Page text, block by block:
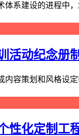
体系建设的进程中
活动纪念册
容策划和风格设
性化定制工